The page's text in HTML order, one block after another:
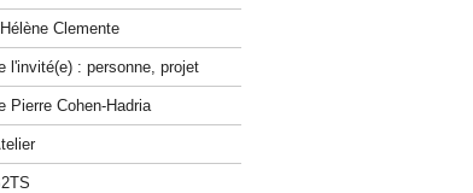
Clemente
l'invité(e) : personne, projet
Pierre Cohen-Hadria